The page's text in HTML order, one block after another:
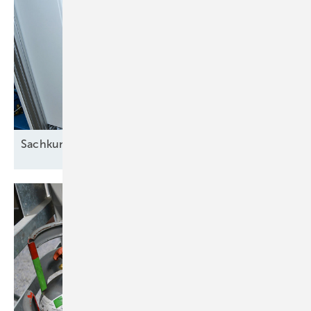
von den normalen Betriebsbedingungen einschließlich der
Ergebnisse bei den elektronischen Echtzeit-Systemen;
Führt die Auswertung der Daten oder Beobachtungen an der Anlage
zu Hinweisen auf Undichtigkeiten, ist eine Leckortung mit einer
direkten Messmethode durchzuführen.
Sachkunde